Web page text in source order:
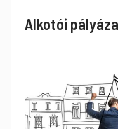
Alkotói